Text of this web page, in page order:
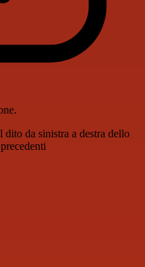
da sinistra a destra dello